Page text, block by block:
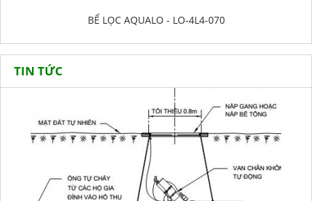
BỂ LỌC AQUALO - LO-4L4-070
TIN TỨC